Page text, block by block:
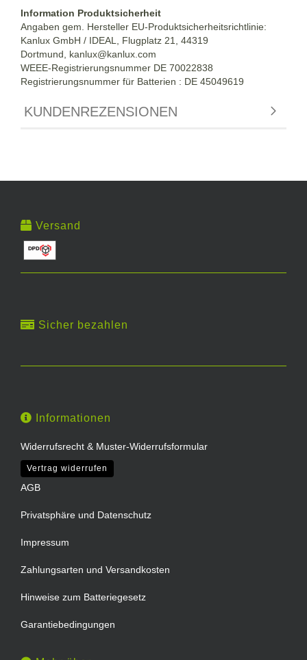
Information Produktsicherheit
Angaben gem. Hersteller EU-Produktsicherheitsrichtlinie:
Kanlux GmbH / IDEAL, Flugplatz 21, 44319
Dortmund, kanlux@kanlux.com
WEEE-Registrierungsnummer DE 70022838
Registrierungsnummer für Batterien : DE 45049619
KUNDENREZENSIONEN
Versand
Sicher bezahlen
Informationen
Widerrufsrecht & Muster-Widerrufsformular
Vertrag widerrufen
AGB
Privatsphäre und Datenschutz
Impressum
Zahlungsarten und Versandkosten
Hinweise zum Batteriegesetz
Garantiebedingungen